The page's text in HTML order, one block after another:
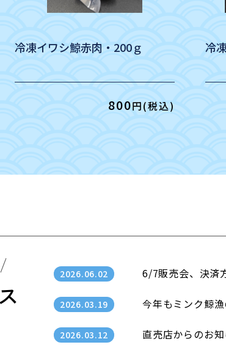
冷凍イワシ鯨赤肉・200ｇ
800円(税込)
冷
2026.06.02 6/7販売会、決済
2026.03.19 今年もミンク鯨
2026.03.12 直売店からのお